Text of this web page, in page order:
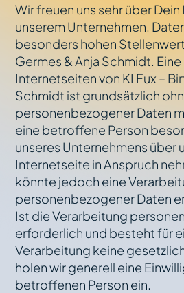
Wir freuen uns sehr über
unserem Unternehmen.
besonders hohen
Germes & Anja Schmidt.
Internetseiten von KI Fux –
Schmidt ist grundsätzlich
personenbezogener Daten
eine betroffene Person
unseres Unternehmens über
Internetseite in Anspruch
könnte jedoch eine
personenbezogener Daten
Ist die Verarbeitung
erforderlich und besteht für
Verarbeitung keine
holen wir generell eine
betroffenen Person ein.